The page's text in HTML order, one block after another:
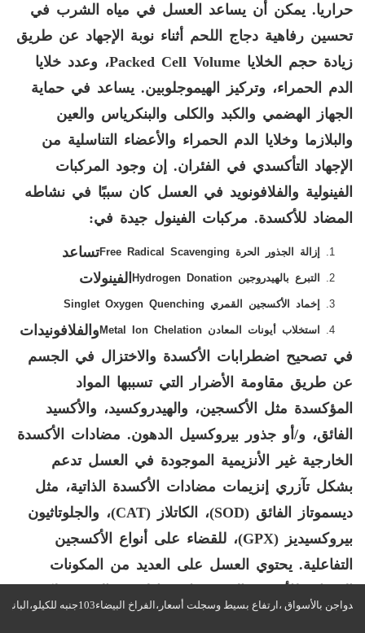
حراريا. يمكن أن يساعد العسل في مياه الشرب في
تحسين رفاهية دجاج اللحم أثناء نوبة الإجهاد عن طريق
زيادة حجم الخلايا Packed Cell Volume، وعدد خلايا
الدم الحمراء، وتركيز الهيموجلوبين. يساعد في حماية
الجهاز الهضمي والكبد والكلى والبنكرياس والعين
والبلازما وخلايا الدم الحمراء والأعضاء التناسلية من
الإجهاد التأكسدي في الفئران. إن وجود المركبات
الفينولية والفلافونويد في العسل كان سببًا في نشاطه
المضاد للأكسدة. مركبات الفينول جيدة في:
إزالة الجذور الحرة Free Radical Scavenging
التبرع بالهيدروجين Hydrogen Donation
إخماد الأكسجين القمري Singlet Oxygen Quenching
استخلاب أيونات المعادن Metal Ion Chelation
تساعد
الفينولات
والفلافونيدات
في تصحيح اضطرابات الأكسدة والاختزال في الجسم
عن طريق مقاومة الأضرار التي تسببها المواد
المؤكسدة مثل الأكسجين، والهيدروكسيد، والأكسيد
الفائق، و/أو جذور بيروكسيل الدهون. مضادات الأكسدة
الخارجية غير الأنزيمية الموجودة في العسل تدعم
بشكل تآزري إنزيمات مضادات الأكسدة الذاتية، مثل
ديسموتاز الفائق (SOD)، الكاتلاز (CAT)، والجلوتاثيون
بيروكسيديز (GPX)، للقضاء على أنواع الأكسجين
التفاعلية. يحتوي العسل على العديد من المكونات
على مستويات خلوية وخلايا فرعية مختلفة.